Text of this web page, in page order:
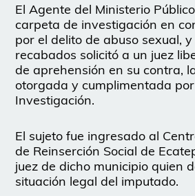
El Agente del Ministerio
carpeta de investigación en
por el delito de abuso sexual,
recabados solicitó a un juez
de aprehensión en su contra,
otorgada y cumplimentada
Investigación.
El sujeto fue ingresado al
de Reinserción Social de
juez de dicho municipio quien
situación legal del imputado.